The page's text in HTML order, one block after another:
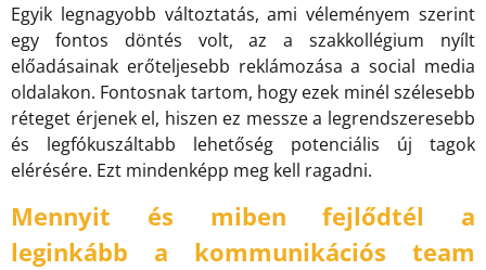
Egyik legnagyobb változtatás, ami véleményem szerint
egy fontos döntés volt, az a szakkollégium nyílt
előadásainak erőteljesebb reklámozása a social media
oldalakon. Fontosnak tartom, hogy ezek minél szélesebb
réteget érjenek el, hiszen ez messze a legrendszeresebb
és legfókuszáltabb lehetőség potenciális új tagok
elérésére. Ezt mindenképp meg kell ragadni.
Mennyit és miben fejlődtél a
leginkább a kommunikációs team